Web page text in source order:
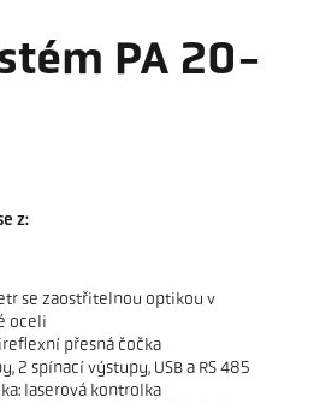
PA 20-
z:
se zaostřitelnou optikou v
oceli
přesná čočka
2 spínací výstupy, USB a RS 485
laserová kontrolka